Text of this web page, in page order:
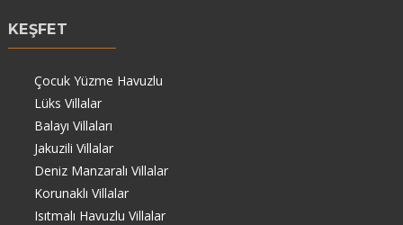
KEŞFET
Çocuk Yüzme Havuzlu
Lüks Villalar
Balayı Villaları
Jakuzili Villalar
Deniz Manzaralı Villalar
Korunaklı Villalar
Isıtmalı Havuzlu Villalar